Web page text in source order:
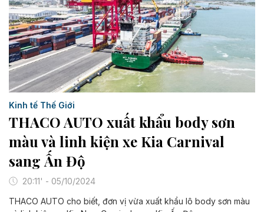
Kinh tế Thế Giới
THACO AUTO xuất khẩu body sơn
màu và linh kiện xe Kia Carnival
sang Ấn Độ
20:11' - 05/10/2024
THACO AUTO cho biết, đơn vị vừa xuất khẩu lô body sơn màu